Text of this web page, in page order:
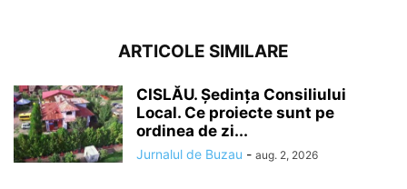
ARTICOLE SIMILARE
CISLĂU. Ședința Consiliului
Local. Ce proiecte sunt pe
ordinea de zi...
Jurnalul de Buzau - aug. 2, 2026